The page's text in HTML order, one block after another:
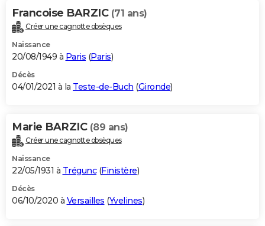
Francoise BARZIC (71 ans)
Créer une cagnotte obsèques
Naissance
20/08/1949 à Paris (Paris)
Décès
04/01/2021 à la Teste-de-Buch (Gironde)
Marie BARZIC (89 ans)
Créer une cagnotte obsèques
Naissance
22/05/1931 à Trégunc(Finistère)
Décès
06/10/2020 à Versailles (Yvelines)